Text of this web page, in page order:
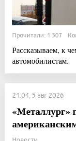
Прочитали: 1 307
Рассказываем, к
автомобилистам.
21:04, 5 авг 2026
«Металлург»